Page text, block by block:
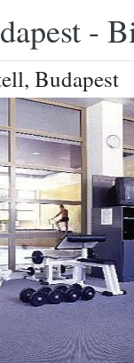
-
Budapest